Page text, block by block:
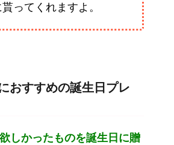
ってくれますよ。
おすすめの誕生日プレ
しかったものを誕生日に贈